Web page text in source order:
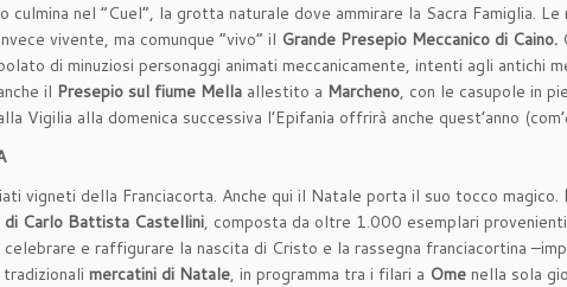
nel “Cuel”, la grotta naturale dove ammirare la Sacra Famiglia.
vivente, ma comunque “vivo” il Grande Presepio Meccanico di Caino.
di minuziosi personaggi animati meccanicamente, intenti agli antichi
il Presepio sul fiume Mella allestito a Marcheno, con le casupole in
Vigilia alla domenica successiva l’Epifania offrirà anche quest’anno
vigneti della Franciacorta. Anche qui il Natale porta il suo tocco magico.
di Carlo Battista Castellini, composta da oltre 1.000 esemplari
e raffigurare la nascita di Cristo e la rassegna franciacortina
mercatini di Natale, in programma tra i filari a Ome nella sola